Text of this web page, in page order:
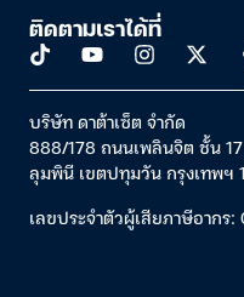
ติดตามเราได้ที่
บริษัท ดาต้าเซ็ต จำกัด
888/178 ถนนเพลินจิต ชั้น
ลุมพินี เขตปทุมวัน กรุงเทพฯ
เลขประจำตัวผู้เสียภาษีอาก